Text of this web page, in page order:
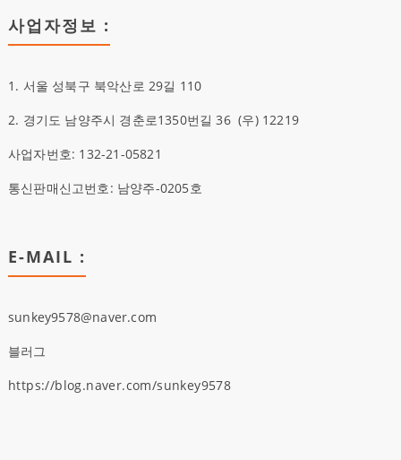
사업자정보 :
1. 서울 성북구 북악산로 29길 110
2. 경기도 남양주시 경춘로1350번길 36(우)12219
사업자번호: 132-21-05821
통신판매신고번호: 남양주-0205호
E-MAIL :
sunkey9578@naver.com
블러그
https://blog.naver.com/sunkey9578